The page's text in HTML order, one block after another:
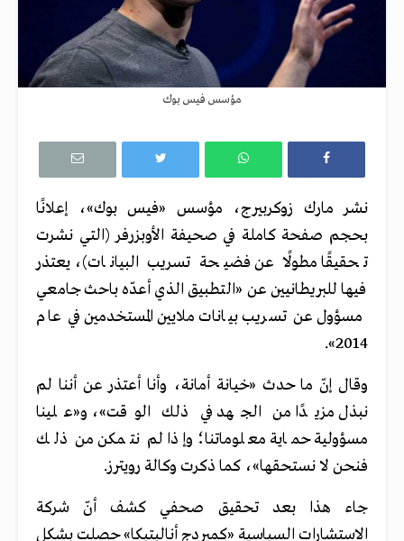
مؤسس فيس بوك
نشر مارك زوكربيرج، مؤسس «فيس بوك»، إعلانًا
بحجم صفحة كاملة في صحيفة الأوبزرفر (التي نشرت
تحقيقًا مطولًا عن فضيحة تسريب البيانات)، يعتذر
فيها للبريطانيين عن «التطبيق الذي أعدّه باحث جامعي
مسؤول عن تسريب بيانات ملايين المستخدمين في عام
2014».
وقال إنّ ما حدث «خيانة أمانة، وأنا أعتذر عن أننا لم
نبذل مزيدًا من الجهد في ذلك الوقت»، و«علينا
مسؤولية حماية معلوماتنا؛ وإذا لم نتمكن من ذلك
فنحن لا نستحقها»، كما ذكرت وكالة رويترز.
جاء هذا بعد تحقيق صحفي كشف أنّ شركة
الاستشارات السياسية «كمبردج أناليتيكا» حصلت بشكل